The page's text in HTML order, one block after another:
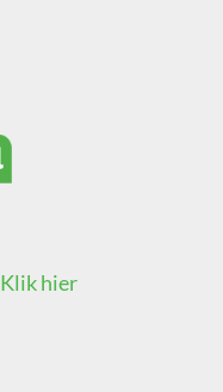
Klik hier